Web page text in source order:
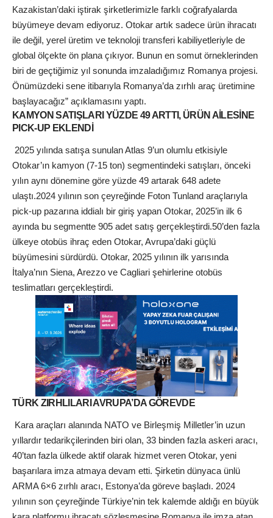
Kazakistan’daki iştirak şirketlerimizle farklı coğrafyalarda
büyümeye devam ediyoruz. Otokar artık sadece ürün ihracatı
ile değil, yerel üretim ve teknoloji transferi kabiliyetleriyle de
global ölçekte ön plana çıkıyor. Bunun en somut örneklerinden
biri de geçtiğimiz yıl sonunda imzaladığımız Romanya projesi.
Önümüzdeki sene itibarıyla Romanya’da zırhlı araç üretimine
başlayacağız” açıklamasını yaptı.
KAMYON SATIŞLARI YÜZDE 49 ARTTI, ÜRÜN AİLESİNE
PICK-UP EKLENDİ
2025 yılında satışa sunulan Atlas 9’un olumlu etkisiyle
Otokar’ın kamyon (7-15 ton) segmentindeki satışları, önceki
yılın aynı dönemine göre yüzde 49 artarak 648 adete
ulaştı.2024 yılının son çeyreğinde Foton Tunland araçlarıyla
pick-up pazarına iddialı bir giriş yapan Otokar, 2025’in ilk 6
ayında bu segmentte 905 adet satış gerçekleştirdi.50’den fazla
ülkeye otobüs ihraç eden Otokar, Avrupa’daki güçlü
büyümesini sürdürdü. Otokar, 2025 yılının ilk yarısında
İtalya’nın Siena, Arezzo ve Cagliari şehirlerine otobüs
teslimatları gerçekleştirdi.
TÜRK ZIRHLILARI AVRUPA’DA GÖREVDE
Kara araçları alanında NATO ve Birleşmiş Milletler’in uzun
yıllardır tedarikçilerinden biri olan, 33 binden fazla askeri aracı,
40’tan fazla ülkede aktif olarak hizmet veren Otokar, yeni
başarılara imza atmaya devam etti. Şirketin dünyaca ünlü
ARMA 6×6 zırhlı aracı, Estonya’da göreve başladı. 2024
yılının son çeyreğinde Türkiye’nin tek kalemde aldığı en büyük